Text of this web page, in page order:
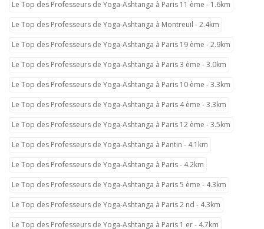
Le Top des Professeurs de Yoga-Ashtanga à Paris 11 ème - 1.6km
Le Top des Professeurs de Yoga-Ashtanga à Montreuil - 2.4km
Le Top des Professeurs de Yoga-Ashtanga à Paris 19 ème - 2.9km
Le Top des Professeurs de Yoga-Ashtanga à Paris 3 ème - 3.0km
Le Top des Professeurs de Yoga-Ashtanga à Paris 10 ème - 3.3km
Le Top des Professeurs de Yoga-Ashtanga à Paris 4 ème - 3.3km
Le Top des Professeurs de Yoga-Ashtanga à Paris 12 ème - 3.5km
Le Top des Professeurs de Yoga-Ashtanga à Pantin - 4.1km
Le Top des Professeurs de Yoga-Ashtanga à Paris - 4.2km
Le Top des Professeurs de Yoga-Ashtanga à Paris 5 ème - 4.3km
Le Top des Professeurs de Yoga-Ashtanga à Paris 2 nd - 4.3km
Le Top des Professeurs de Yoga-Ashtanga à Paris 1 er - 4.7km